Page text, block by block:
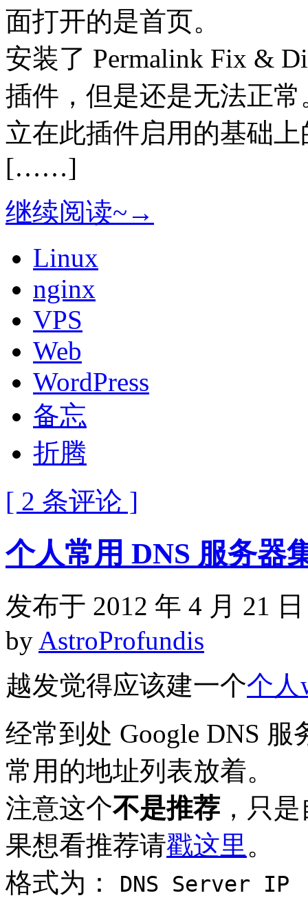
面打开的是首页。
安装了 Permalink Fix &
插件，但是还是无法正
立在此插件启用的基础
[……]
继续阅读~→
Linux
nginx
VPS
Web
WordPress
备忘
折腾
[ 2 条评论 ]
个人常用 DNS 服务器
发布于 2012 年 4 月 21 日
by AstroProfundis
越发觉得应该建一个个
经常到处 Google DNS
常用的地址列表放着。
注意这个不是推荐，只是
果想看推荐请戳这里 。
格式为：
DNS Server